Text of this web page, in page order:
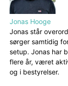
Jonas Hooge
Jonas står
sørger samtidig
setup. Jonas har
flere år, været
og i bestyrelser.